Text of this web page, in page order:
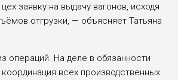
заявку на выдачу вагонов, исходя
отгрузки, — объясняет Татьяна
операций. На деле в обязанности
всех производственных